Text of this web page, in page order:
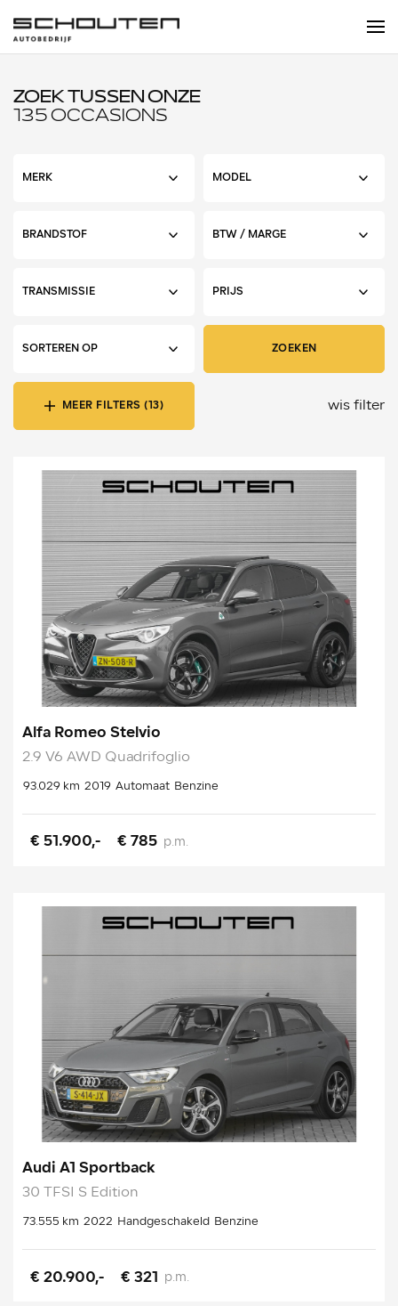
ZOEK TUSSEN ONZE
135 OCCASIONS
ZOEKEN
MEER FILTERS (13) wis filter
Alfa Romeo Stelvio
2.9 V6 AWD Quadrifoglio
93.029 km 2019 Automaat Benzine
€ 51.900,- € 785 p.m.
Audi A1 Sportback
30 TFSI S Edition
73.555 km 2022 Handgeschakeld Benzine
€ 20.900,- € 321 p.m.